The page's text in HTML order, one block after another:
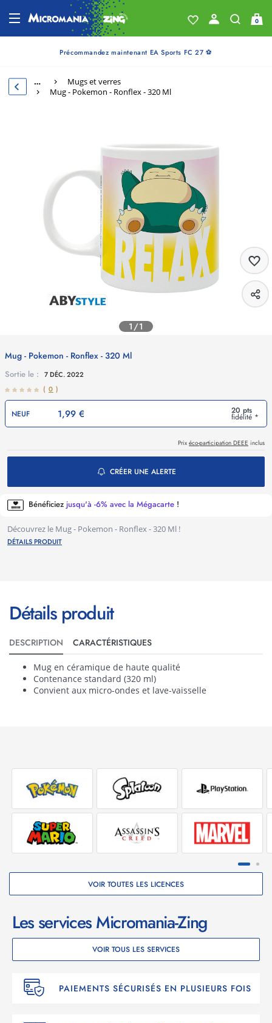
0
Précommandez maintenant EA Sports FC 27 ⚽
…
Mugs et verres
Mug - Pokemon - Ronflex - 320 Ml
1/1
Mug - Pokemon - Ronflex - 320 Ml
Sortie le :
7 DÉC. 2022
( 0 )
NEUF 1,99 € 20 pts
fidélité *
Prix éco-participation DEEE inclus
CRÉER UNE ALERTE
Bénéficiez jusqu'à -6% avec la Mégacarte !
Découvrez le Mug - Pokemon - Ronflex - 320 Ml !
DÉTAILS PRODUIT
Détails produit
DESCRIPTION CARACTÉRISTIQUES
Mug en céramique de haute qualité
Contenance standard (320 ml)
Convient aux micro-ondes et lave-vaisselle
VOIR TOUTES LES LICENCES
Les services Micromania-Zing
VOIR TOUS LES SERVICES
PAIEMENTS SÉCURISÉS EN PLUSIEURS FOIS